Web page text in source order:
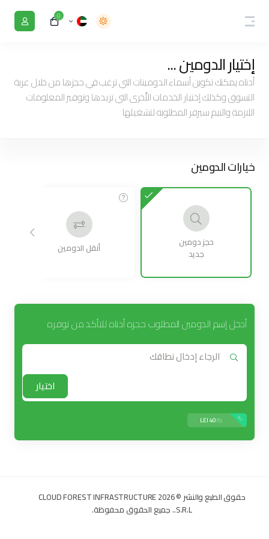
0
إختيار الدومين ...
أدناه يمكنك تكوين أسماء الدومينات التي ترغب في حجزها من خلال عربة
التسوق وكذلك إختيار الخدمات الأٌخرى التي تريدها وتوفير المعلومات
اللازمة والنيم سيرفر المطلوبه لتشغيلها
خيارات الدومين
حجز دومين
جديد
أنقل الدومين
أدخل إسم الدومين المطلوب حجزه أدناه للتأكد من توفره
اختيار
جديد .ro
40 LEI
حقوق الطبع والنشر © 2026 CLOUD FOREST INFRASTRUCTURE
S.R.L.. جميع الحقوق محفوظة.